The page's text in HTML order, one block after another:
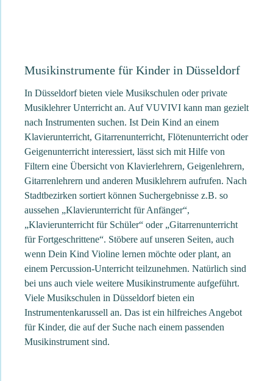
Musikinstrumente für Kinder in Düsseldorf
In Düsseldorf bieten viele Musikschulen oder private
Musiklehrer Unterricht an. Auf VUVIVI kann man gezielt
nach Instrumenten suchen. Ist Dein Kind an einem
Klavierunterricht, Gitarrenunterricht, Flötenunterricht oder
Geigenunterricht interessiert, lässt sich mit Hilfe von
Filtern eine Übersicht von Klavierlehrern, Geigenlehrern,
Gitarrenlehrern und anderen Musiklehrern aufrufen. Nach
Stadtbezirken sortiert können Suchergebnisse z.B. so
aussehen „Klavierunterricht für Anfänger“,
„Klavierunterricht für Schüler“ oder „Gitarrenunterricht
für Fortgeschrittene“. Stöbere auf unseren Seiten, auch
wenn Dein Kind Violine lernen möchte oder plant, an
einem Percussion-Unterricht teilzunehmen. Natürlich sind
bei uns auch viele weitere Musikinstrumente aufgeführt.
Viele Musikschulen in Düsseldorf bieten ein
Instrumentenkarussell an. Das ist ein hilfreiches Angebot
für Kinder, die auf der Suche nach einem passenden
Musikinstrument sind.